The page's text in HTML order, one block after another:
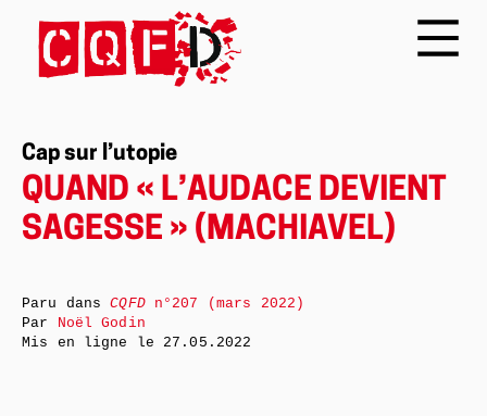
Cap sur l’utopie
QUAND « L’AUDACE DEVIENT
SAGESSE » (MACHIAVEL)
Paru dansCQFDn°207 (mars 2022)
Par Noël Godin
Mis en ligne le 27.05.2022